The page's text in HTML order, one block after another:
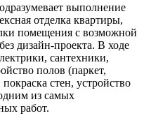
выполнение
отделка квартиры,
помещения с возможной
дизайн-проекта. В ходе
сантехники,
полов (паркет,
стен, устройство
из самых
работ.